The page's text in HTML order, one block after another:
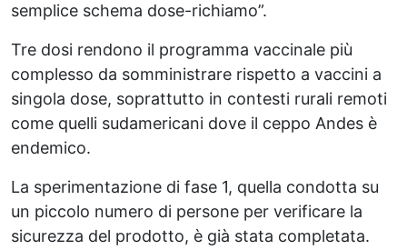
semplice schema dose-richiamo”.
Tre dosi rendono il programma vaccinale più
complesso da somministrare rispetto a vaccini a
singola dose, soprattutto in contesti rurali remoti
come quelli sudamericani dove il ceppo Andes è
endemico.
La sperimentazione di fase 1, quella condotta su
un piccolo numero di persone per verificare la
sicurezza del prodotto, è già stata completata.